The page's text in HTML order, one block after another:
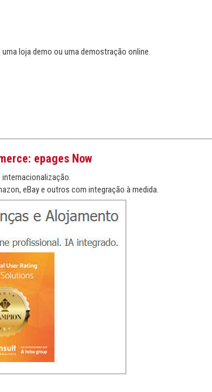
loja demo ou uma demostração online.
epages Now
internacionalização.
eBay e outros com integração à medida.